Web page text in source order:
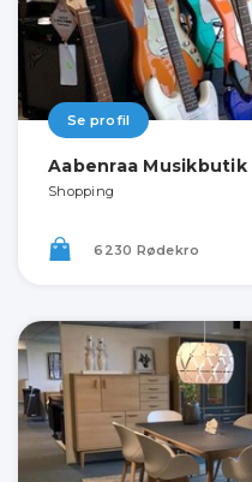
Se profil
Aabenraa Musikbutik
Shopping
6230 Rødekro